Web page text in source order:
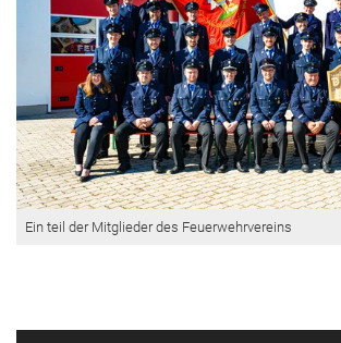
Ein teil der Mitglieder des Feuerwehrvereins